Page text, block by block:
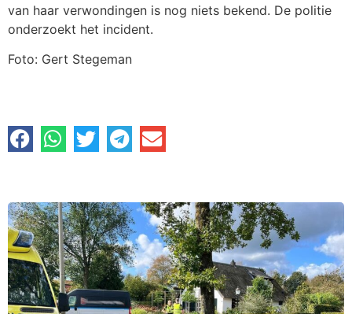
van haar verwondingen is nog niets bekend. De politie
onderzoekt het incident.
Foto: Gert Stegeman